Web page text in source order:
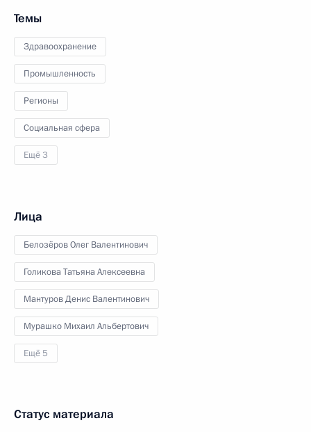
Темы
Здравоохранение
Промышленность
Регионы
Социальная сфера
Ещё 3
Лица
Белозёров Олег Валентинович
Голикова Татьяна Алексеевна
Мантуров Денис Валентинович
Мурашко Михаил Альбертович
Ещё 5
Статус материала